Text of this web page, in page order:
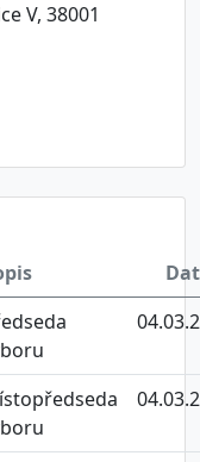
V, 38001